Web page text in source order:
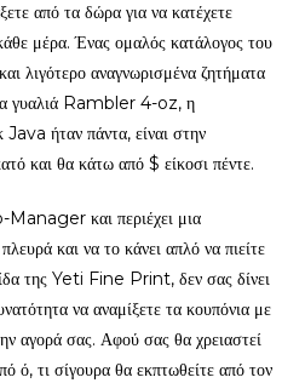
από τα δώρα για να κατέχετε
μέρα. Ένας ομαλός κατάλογος του
λιγότερο αναγνωρισμένα ζητήματα
γυαλιά Rambler 4-oz, η
Java ήταν πάντα, είναι στην
και θα κάτω από $ είκοσι πέντε.
Manager και περιέχει μια
και να το κάνει απλό να πιείτε
της Yeti Fine Print, δεν σας δίνει
να αναμίξετε τα κουπόνια με
αγορά σας. Αφού σας θα χρειαστεί
ό, τι σίγουρα θα εκπτωθείτε από τον